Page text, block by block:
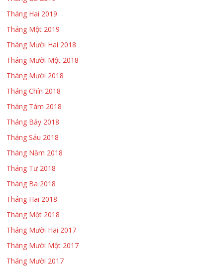
Tháng Hai 2019
Tháng Một 2019
Tháng Mười Hai 2018
Tháng Mười Một 2018
Tháng Mười 2018
Tháng Chín 2018
Tháng Tám 2018
Tháng Bảy 2018
Tháng Sáu 2018
Tháng Năm 2018
Tháng Tư 2018
Tháng Ba 2018
Tháng Hai 2018
Tháng Một 2018
Tháng Mười Hai 2017
Tháng Mười Một 2017
Tháng Mười 2017